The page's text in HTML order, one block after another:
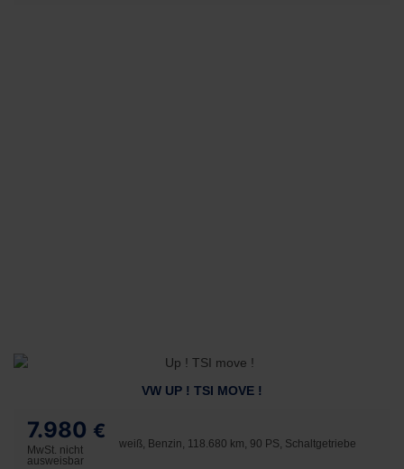
VW UP ! TSI MOVE !
7.980 €
MwSt. nicht
ausweisbar
weiß, Benzin, 118.680 km, 90 PS, Schaltgetriebe